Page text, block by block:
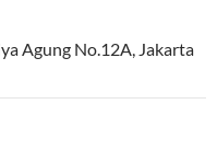
Agung No.12A, Jakarta